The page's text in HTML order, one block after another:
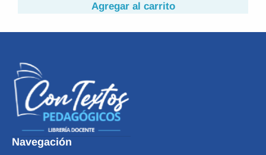
Agregar al carrito
Navegación